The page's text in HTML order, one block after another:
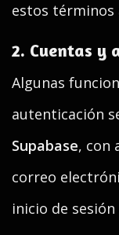
estos términos
2. Cuentas y
Algunas
autenticación
Supabase, con
correo
inicio de sesión